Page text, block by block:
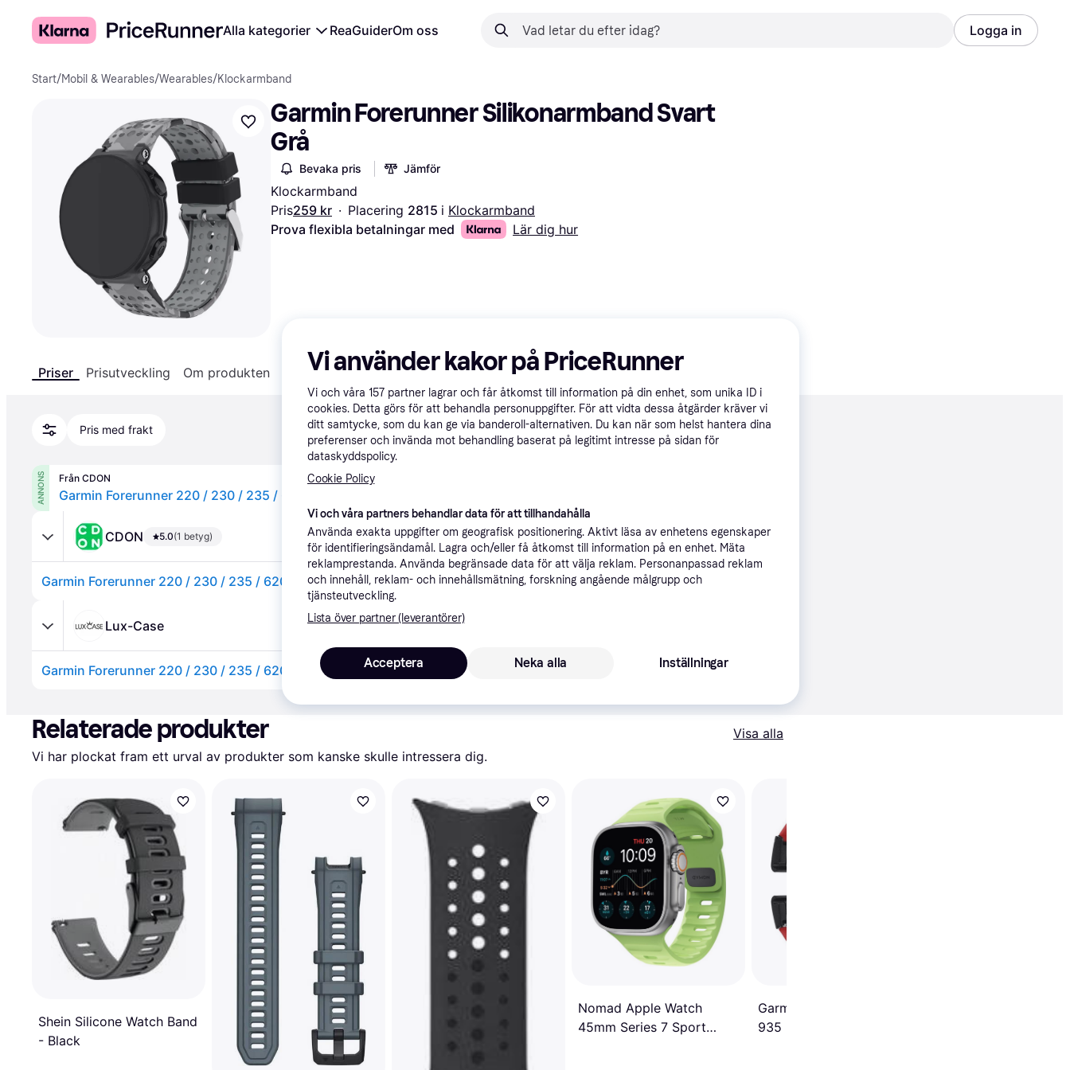
Alla kategorier ReaGuiderOm oss Logga in
Start/Mobil & Wearables/Wearables/Klockarmband
Garmin Forerunner Silikonarmband Svart
Grå
Bevaka pris Jämför
Klockarmband
Pris259 kr · Placering 2815 i Klockarmband
Prova flexibla betalningar med
Lär dig hur
Priser Prisutveckling Om produkten Specifikationer
Pris med frakt Rekommenderad
ANNONS Från CDON
CDON 5.0(1 betyg)
Garmin Forerunner 220 / 230 / 235 / 620 / 630 klockband av silikon - Svart / Grå Lägst pris·39 kr frakt,Idag259 kr
Lux-Case
Fri frakt259 kr
Relaterade produkter
Visa alla
Vi har plockat fram ett urval av produkter som kanske skulle intressera dig.
Shein Silicone Watch Band
- Black
Nomad Apple Watch
45mm Series 7 Sport
Garmin Fenix 5 Forerunner
935 22mm
Vi använder kakor på PriceRunner
Vi och våra 157 partner lagrar och får åtkomst till information på din enhet, som unika ID i
cookies. Detta görs för att behandla personuppgifter. För att vidta dessa åtgärder kräver vi
ditt samtycke, som du kan ge via banderoll-alternativen. Du kan när som helst hantera dina
preferenser och invända mot behandling baserat på legitimt intresse på sidan för
dataskyddspolicy.
Cookie Policy
Vi och våra partners behandlar data för att tillhandahålla
Använda exakta uppgifter om geografisk positionering. Aktivt läsa av enhetens egenskaper
för identifieringsändamål. Lagra och/eller få åtkomst till information på en enhet. Mäta
reklamprestanda. Använda begränsade data för att välja reklam. Personanpassad reklam
och innehåll, reklam- och innehållsmätning, forskning angående målgrupp och
tjänsteutveckling.
Lista över partner (leverantörer)
Neka alla
Acceptera Inställningar